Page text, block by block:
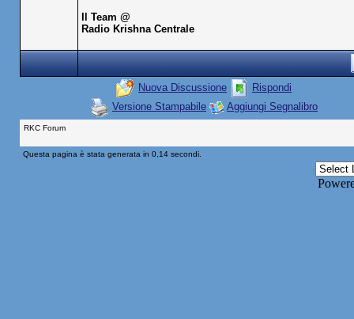
Il Team @
Radio Krishna Centrale
Nuova Discussione
Rispondi
Versione Stampabile
Aggiungi Segnalibro
RKC Forum
Questa pagina è stata generata in 0,14 secondi.